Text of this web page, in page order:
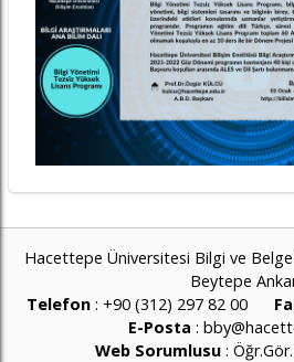
Hacettepe Üniversitesi Bilgi ve
Beytepe
Telefon : +90 (312) 297 82 00
E-Posta :
Web Sorumlusu: